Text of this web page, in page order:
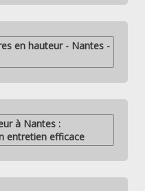
en hauteur - Nantes -
à Nantes :
entretien efficace